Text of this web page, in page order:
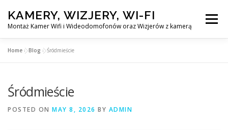
content
KAMERY, WIZJERY, WI-FI
Montaż Kamer Wifi i Wideodomofonów oraz Wizjerów z kamerą
Menu
MONTAŻ WIDEDOMOFONÓW
Home »Blog »Śródmieście
Śródmieście
POSTED ON MAY 8, 2026 BY ADMIN